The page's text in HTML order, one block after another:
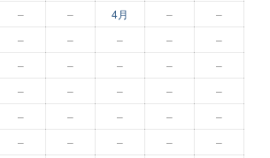
– – 4月 –
–
– – – – –
– – – –
–
– – – – –
– – – –
–
– – – – –